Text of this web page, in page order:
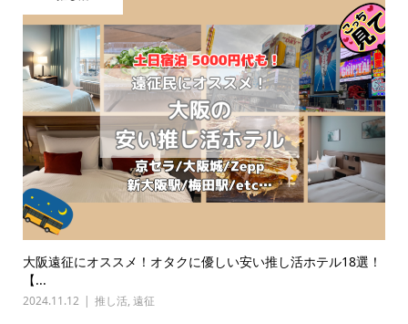
大阪遠征にオススメ！オタクに優しい安い推し活ホテル18選！
【...
2024.11.12 推し活, 遠征